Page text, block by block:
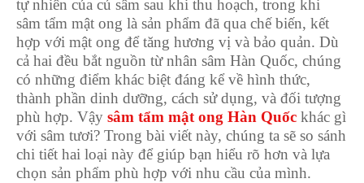
tự nhiên của củ sâm sau khi thu hoạch, trong khi
sâm tẩm mật ong là sản phẩm đã qua chế biến, kết
hợp với mật ong để tăng hương vị và bảo quản. Dù
cả hai đều bắt nguồn từ nhân sâm Hàn Quốc, chúng
có những điểm khác biệt đáng kể về hình thức,
thành phần dinh dưỡng, cách sử dụng, và đối tượng
phù hợp. Vậy sâm tẩm mật ong Hàn Quốc khác gì
với sâm tươi? Trong bài viết này, chúng ta sẽ so sánh
chi tiết hai loại này để giúp bạn hiểu rõ hơn và lựa
chọn sản phẩm phù hợp với nhu cầu của mình.